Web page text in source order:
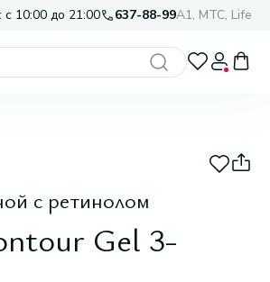
10:00 до 21:00 637-88-99A1, МТС, Life
c ретинолом
Gel 3-